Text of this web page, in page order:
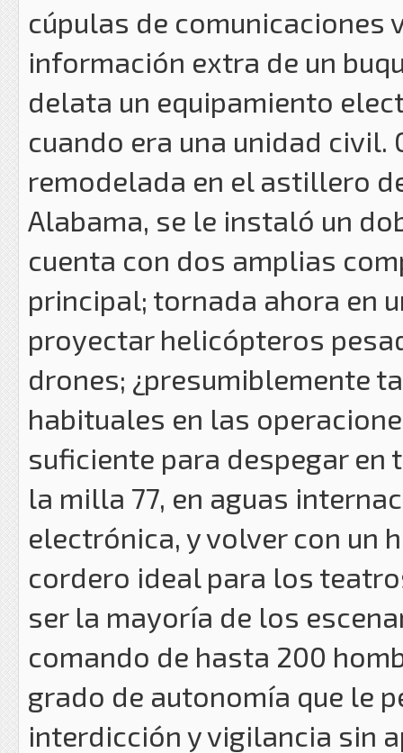
cúpulas de comunicaciones
información extra de un
delata un equipamiento
cuando era una unidad civil.
remodelada en el astillero
Alabama, se le instaló un
cuenta con dos amplias
principal; tornada ahora en
proyectar helicópteros
drones; ¿presumiblemente
habituales en las
suficiente para despegar
la milla 77, en aguas
electrónica, y volver con un
cordero ideal para los
ser la mayoría de los
comando de hasta 200
grado de autonomía que le
interdicción y vigilancia sin